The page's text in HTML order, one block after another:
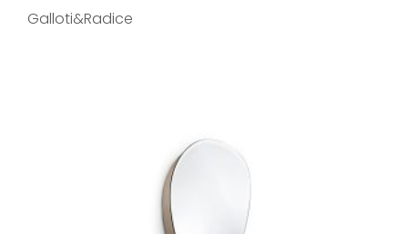
Galloti&Radice